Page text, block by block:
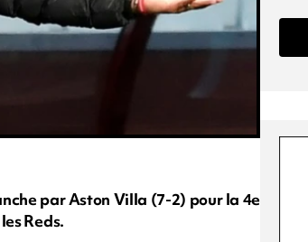
par Aston Villa (7-2) pour la 4e
Reds.